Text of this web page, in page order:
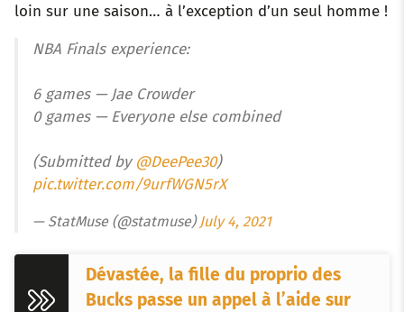
loin sur une saison… à l’exception d’un seul homme !
NBA Finals experience:
6 games — Jae Crowder
0 games — Everyone else combined
(Submitted by @DeePee30)
pic.twitter.com/9urfWGN5rX
— StatMuse (@statmuse)July 4, 2021
Dévastée, la fille du proprio des
Bucks passe un appel à l’aide sur